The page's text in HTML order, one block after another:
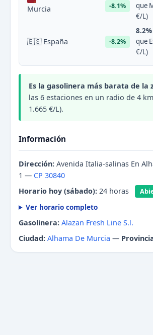
Murcia -8.1%
que
€/L)
🇪🇸 España -8.2%
que
€/L)
Es la gasolinera más barata de la
las 6 estaciones en un radio de 4
1.665 €/L).
Información
Dirección: Avenida Italia-salinas En
1 — CP 30840
Horario hoy (sábado): 24 horas
Ver horario completo
Gasolinera: Alazan Fresh Line S.l.
Ciudad: Alhama De Murcia —